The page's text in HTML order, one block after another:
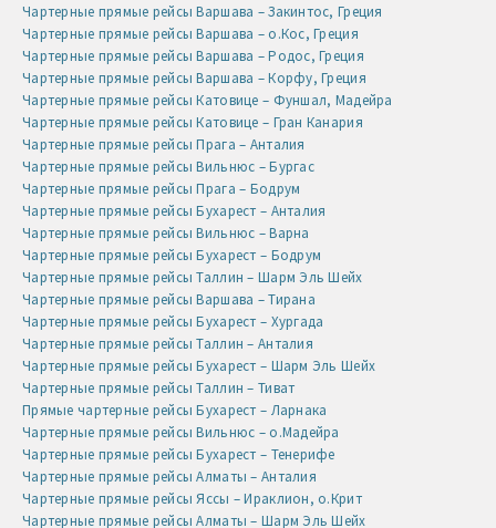
Чартерные прямые рейсы Варшава – Закинтос, Греция
Чартерные прямые рейсы Варшава – о.Кос, Греция
Чартерные прямые рейсы Варшава – Родос, Греция
Чартерные прямые рейсы Варшава – Корфу, Греция
Чартерные прямые рейсы Катовице – Фуншал, Мадейра
Чартерные прямые рейсы Катовице – Гран Канария
Чартерные прямые рейсы Прага – Анталия
Чартерные прямые рейсы Вильнюс – Бургас
Чартерные прямые рейсы Прага – Бодрум
Чартерные прямые рейсы Бухарест – Анталия
Чартерные прямые рейсы Вильнюс – Варна
Чартерные прямые рейсы Бухарест – Бодрум
Чартерные прямые рейсы Таллин – Шарм Эль Шейх
Чартерные прямые рейсы Варшава – Тирана
Чартерные прямые рейсы Бухарест – Хургада
Чартерные прямые рейсы Таллин – Анталия
Чартерные прямые рейсы Бухарест – Шарм Эль Шейх
Чартерные прямые рейсы Таллин – Тиват
Прямые чартерные рейсы Бухарест – Ларнака
Чартерные прямые рейсы Вильнюс – о.Мадейра
Чартерные прямые рейсы Бухарест – Тенерифе
Чартерные прямые рейсы Алматы – Анталия
Чартерные прямые рейсы Яссы – Ираклион, о.Крит
Чартерные прямые рейсы Алматы – Шарм Эль Шейх